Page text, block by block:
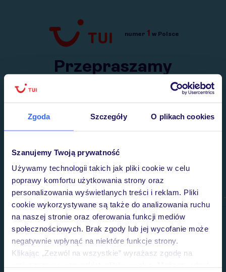
Zgoda Szczegóły O plikach cookies
Szanujemy Twoją prywatność
Używamy technologii takich jak pliki cookie w celu
poprawy komfortu użytkowania strony oraz
personalizowania wyświetlanych treści i reklam. Pliki
cookie wykorzystywane są także do analizowania ruchu
na naszej stronie oraz oferowania funkcji mediów
społecznościowych. Brak zgody lub jej wycofanie może
negatywnie wpłynąć na niektóre funkcje strony.
Klikając „Zezwól na wszystkie” wyrażasz zgodę na
Przejdź do TUI.pl
numer 1 w Polsce
Przepraszamy
Wysłaliśmy nasz serwis na krótkie wakacje.